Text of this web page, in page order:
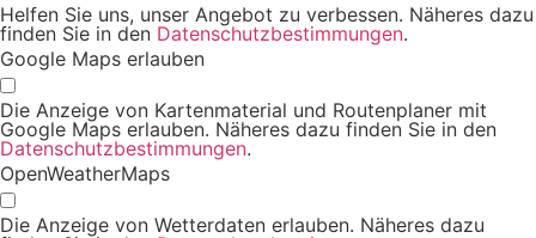
Helfen Sie uns, unser Angebot zu verbessen. Näheres dazu
finden Sie in den Datenschutzbestimmungen.
Google Maps erlauben
Die Anzeige von Kartenmaterial und Routenplaner mit
Google Maps erlauben. Näheres dazu finden Sie in den
Datenschutzbestimmungen.
OpenWeatherMaps
Die Anzeige von Wetterdaten erlauben. Näheres dazu